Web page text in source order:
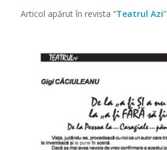
Articol apărut în revista “Teatrul Azi”